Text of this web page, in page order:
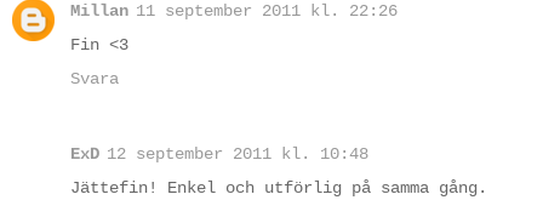
Millan 11 september 2011 kl. 22:26
Fin <3
Svara
ExD 12 september 2011 kl. 10:48
Jättefin! Enkel och utförlig på samma gång.